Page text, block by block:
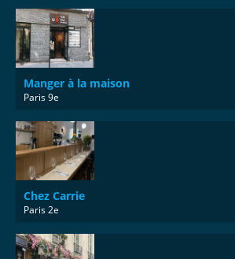
Manger à la maison
Paris 9e
Chez Carrie
Paris 2e